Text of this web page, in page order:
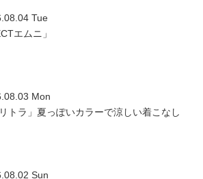
Tue
エムニ」
Mon
リトラ」夏っぽいカラーで涼しい着こなし
Sun